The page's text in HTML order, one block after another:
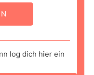
log dich hier ein